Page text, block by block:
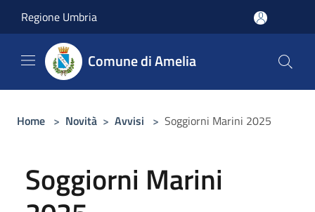
Regione Umbria
Comune di Amelia
Home > Novità > Avvisi > Soggiorni Marini 2025
Soggiorni Marini